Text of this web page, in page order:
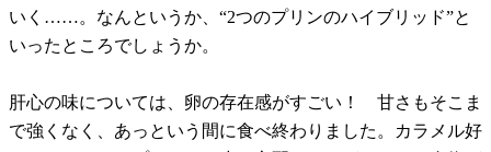
いく……。なんというか、“2つのプリンのハイブリッド”と
いったところでしょうか。
肝心の味については、卵の存在感がすごい！ 甘さもそこま
で強くなく、あっという間に食べ終わりました。カラメル好